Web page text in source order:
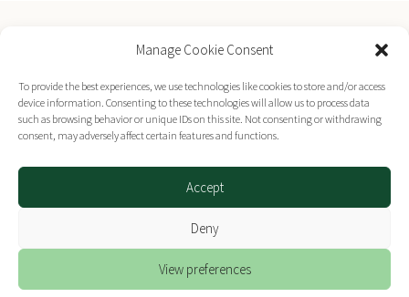
Manage Cookie Consent
To provide the best experiences, we use technologies like cookies to store and/or access
device information. Consenting to these technologies will allow us to process data
such as browsing behavior or unique IDs on this site. Not consenting or withdrawing
consent, may adversely affect certain features and functions.
Accept
Deny
View preferences
Designed & Developed by
This site is registered on
as a development site. Switch to a production